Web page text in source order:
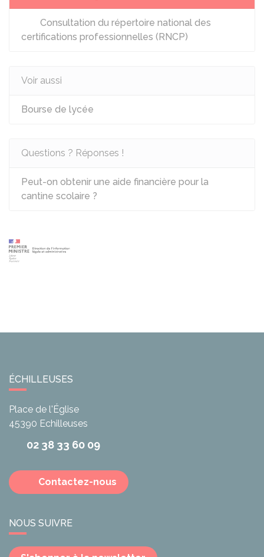
Consultation du répertoire national des
certifications professionnelles (RNCP)
Voir aussi
Bourse de lycée
Questions ? Réponses !
Peut-on obtenir une aide financière pour la
cantine scolaire ?
ÉCHILLEUSES
Place de l'Église
45390 Echilleuses
02 38 33 60 09
Contactez-nous
NOUS SUIVRE